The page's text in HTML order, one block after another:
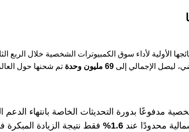
ليصل الإجمالي إلى 69 مليون وحدة تم شحنها حول
الشخصية مدفوعًا بدورة التحديثات الخاصة بانتهاء
1.6%
فقط نتيجة الزيادة